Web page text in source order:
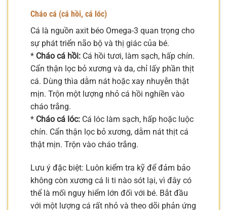
Cháo cá (cá hồi, cá lóc)
Cá là nguồn axit béo Omega-3 quan trọng cho
sự phát triển não bộ và thị giác của bé.
* Cháo cá hồi: Cá hồi tươi, làm sạch, hấp chín.
Cẩn thận lọc bỏ xương và da, chỉ lấy phần thịt
cá. Dùng thìa dằm nát hoặc xay nhuyễn thật
mịn. Trộn một lượng nhỏ cá hồi nghiền vào
cháo trắng.
* Cháo cá lóc: Cá lóc làm sạch, hấp hoặc luộc
chín. Cẩn thận lọc bỏ xương, dằm nát thịt cá
thật mịn. Trộn vào cháo trắng.
Lưu ý đặc biệt: Luôn kiểm tra kỹ để đảm bảo
không còn xương cá li ti nào sót lại, vì đây có
thể là mối nguy hiểm lớn đối với bé. Bắt đầu
với một lượng cá rất nhỏ và theo dõi phản ứng